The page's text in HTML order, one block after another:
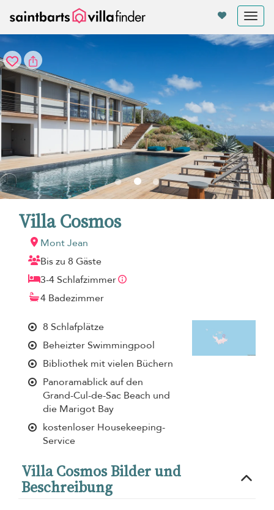
Villa Cosmos
Mont Jean
Bis zu 8 Gäste
3-4 Schlafzimmer
4 Badezimmer
8 Schlafplätze
Beheizter Swimmingpool
Bibliothek mit vielen Büchern
Panoramablick auf den
Grand-Cul-de-Sac Beach und
die Marigot Bay
kostenloser Housekeeping-
Service
Villa Cosmos Bilder und
Beschreibung
Cookie-Einstellungen